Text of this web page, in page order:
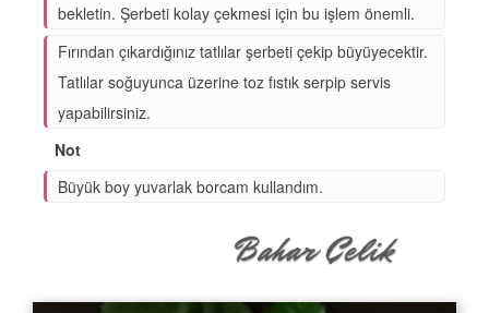
bekletin. Şerbeti kolay çekmesi için bu işlem önemli.
Fırından çıkardığınız tatlılar şerbeti çekip büyüyecektir.
Tatlılar soğuyunca üzerine toz fıstık serpip servis
yapabilirsiniz.
Not
Büyük boy yuvarlak borcam kullandım.